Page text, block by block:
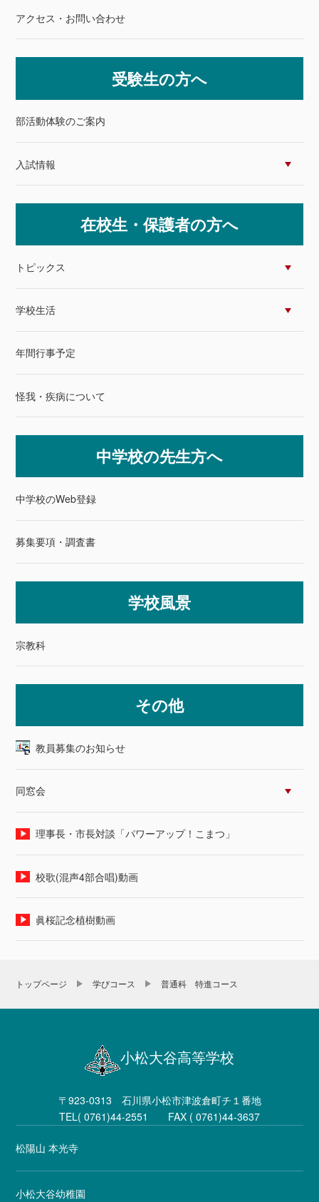
アクセス・お問い合わせ
受験生の方へ
部活動体験のご案内
入試情報
在校生・保護者の方へ
トピックス
学校生活
年間行事予定
怪我・疾病について
中学校の先生方へ
中学校のWeb登録
募集要項・調査書
学校風景
宗教科
その他
教員募集のお知らせ
同窓会
理事長・市長対談「パワーアップ！こまつ」
校歌(混声4部合唱)動画
眞桜記念植樹動画
トップページ 学びコース 普通科 特進コース
小松大谷高等学校
〒923-0313 石川県小松市津波倉町チ１番地
TEL( 0761)44-2551 FAX ( 0761)44-3637
松陽山 本光寺
小松大谷幼稚園